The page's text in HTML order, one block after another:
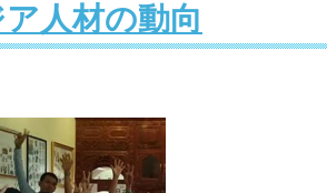
人材の動向